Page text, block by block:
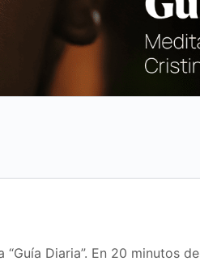
“Guía Diaria”. En 20 minutos